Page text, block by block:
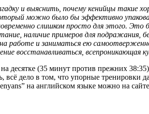
и выяснить, почему кенийцы такие
можно было бы эффективно
слишком просто для этого. Это
наличие примеров для подражания,
работе и заниматься ею
восстанавливаться, всепроникающая
(35 минут против прежних
дело в том, что упорные тренировки
на английском языке можно на сайте